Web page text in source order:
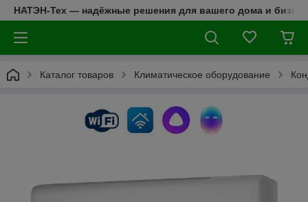
НАТЭН-Тех — надёжные решения для вашего дома и
Каталог товаров Климатическое оборудование